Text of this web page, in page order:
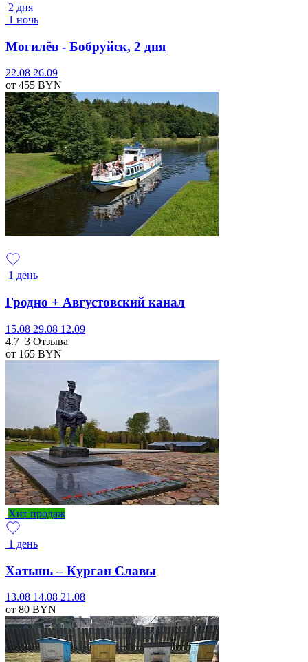
2 дня
1 ночь
Могилёв - Бобруйск, 2 дня
22.08 26.09
от 455 BYN
1 день
Гродно + Августовский канал
15.08 29.08 12.09
4.7 3 Отзыва
от 165 BYN
Хит продаж
1 день
Хатынь – Курган Славы
13.08 14.08 21.08
от 80 BYN